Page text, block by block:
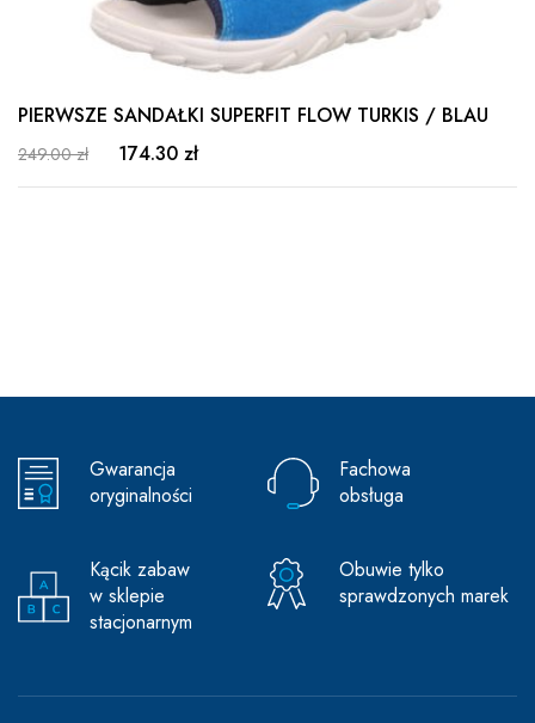
PIERWSZE SANDAŁKI SUPERFIT FLOW TURKIS / BLAU
249.00 zł 174.30 zł
Gwarancja
oryginalności
Fachowa
obsługa
Kącik zabaw
w sklepie
stacjonarnym
Obuwie tylko
sprawdzonych marek